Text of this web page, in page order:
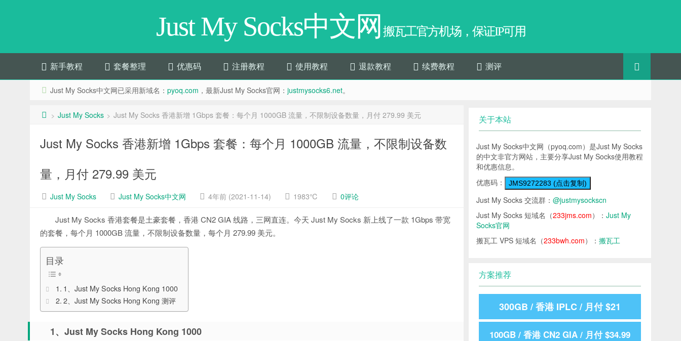
Just My Socks中文网 搬瓦工官方机场，保证IP可用
新手教程 套餐整理 优惠码 注册教程 使用教程 退款教程 续费教程 测评
Just My Socks中文网已采用新域名： pyoq.com ，最新Just My Socks官网： justmysocks6.net。
> Just My Socks > Just My Socks 香港新增 1Gbps 套餐：每个月 1000GB 流量，不限制设备数量，月付 279.99 美元
Just My Socks 香港新增 1Gbps 套餐：每个月 1000GB 流量，不限制设备数
量，月付 279.99 美元
Just My Socks Just My Socks中文网 4年前 (2021-11-14) 1983℃ 0评论
Just My Socks 香港套餐是土豪套餐，香港 CN2 GIA 线路，三网直连。今天 Just My Socks 新上线了一款 1Gbps 带宽
的套餐，每个月 1000GB 流量，不限制设备数量，每个月 279.99 美元。
目录
1、Just My Socks Hong Kong 1000
2、Just My Socks Hong Kong 测评
1、Just My Socks Hong Kong 1000
关于本站
Just My Socks中文网（pyoq.com）是Just My Socks
的中文非官方网站，主要分享Just My Socks使用教程
和优惠信息。
优惠码：
JMS9272283 (点击复制)
Just My Socks 交流群： @justmysockscn
Just My Socks 短域名（233jms.com）： Just My
Socks官网
搬瓦工 VPS 短域名（233bwh.com）： 搬瓦工
方案推荐
300GB / 香港 IPLC / 月付 $21
100GB / 香港 CN2 GIA / 月付 $34.99